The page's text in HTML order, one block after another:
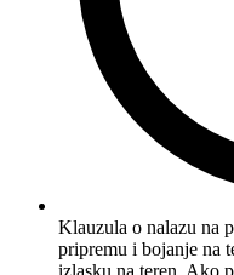
Klauzula o nalazu na
pripremu i bojanje na